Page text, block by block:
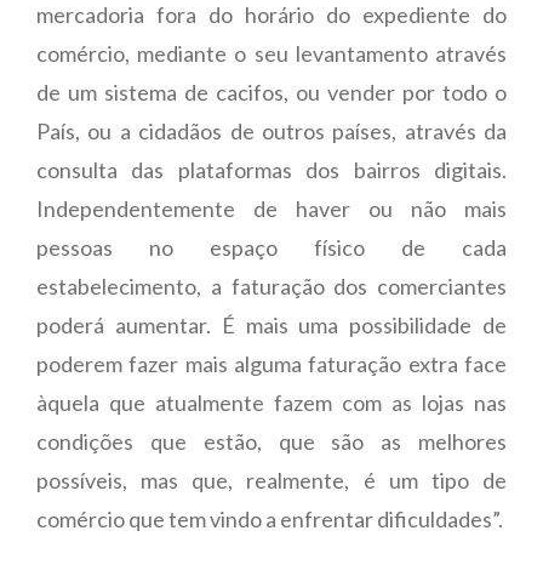
mercadoria fora do horário do expediente do
comércio, mediante o seu levantamento através
de um sistema de cacifos, ou vender por todo o
País, ou a cidadãos de outros países, através da
consulta das plataformas dos bairros digitais.
Independentemente de haver ou não mais
pessoas no espaço físico de cada
estabelecimento, a faturação dos comerciantes
poderá aumentar. É mais uma possibilidade de
poderem fazer mais alguma faturação extra face
àquela que atualmente fazem com as lojas nas
condições que estão, que são as melhores
possíveis, mas que, realmente, é um tipo de
comércio que tem vindo a enfrentar dificuldades”.